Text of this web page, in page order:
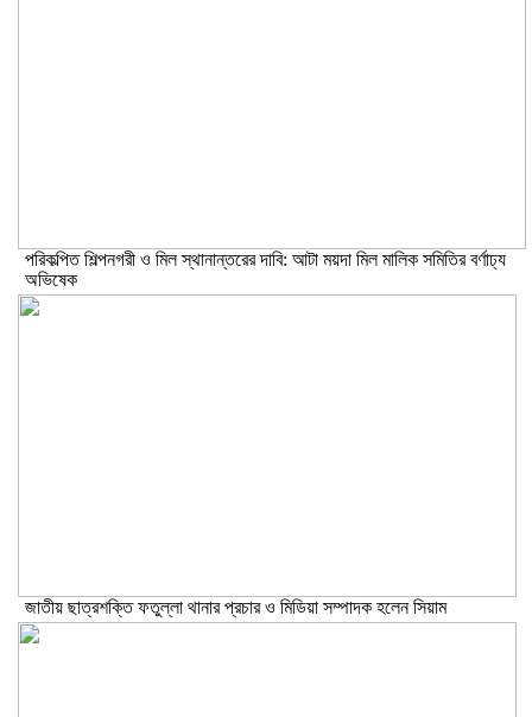
পরিকল্পিত শিল্পনগরী ও মিল স্থানান্তরের দাবি: আটা ময়দা মিল মালিক সমিতির বর্ণাঢ্য
অভিষেক
জাতীয় ছাত্রশক্তি ফতুল্লা থানার প্রচার ও মিডিয়া সম্পাদক হলেন সিয়াম